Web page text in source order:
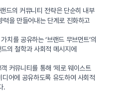
드의 커뮤니티 전략은 단순히 내부
을 만들어내는 단계로 진화하고
치를 공유하는 ‘브랜드 무브먼트’의
의 철학과 사회적 메시지에
커뮤니티를 통해 ‘제로 웨이스트
어에 공유하도록 유도하여 사회적
.